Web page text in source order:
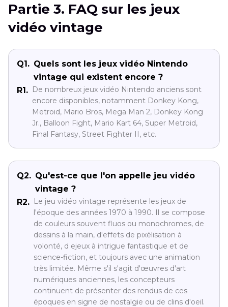
Partie 3. FAQ sur les jeux
vidéo vintage
Q1. Quels sont les jeux vidéo Nintendo
vintage qui existent encore ?
R1. De nombreux jeux vidéo Nintendo anciens sont
encore disponibles, notamment Donkey Kong,
Metroid, Mario Bros, Mega Man 2, Donkey Kong
Jr., Balloon Fight, Mario Kart 64, Super Metroid,
Final Fantasy, Street Fighter II, etc.
Q2. Qu'est-ce que l'on appelle jeu vidéo
vintage ?
R2. Le jeu vidéo vintage représente les jeux de
l'époque des années 1970 à 1990. Il se compose
de couleurs souvent fluos ou monochromes, de
dessins à la main, d'effets de pixélisation à
volonté, d ejeux à intrigue fantastique et de
science-fiction, et toujours avec une animation
très limitée. Même s'il s'agit d'œuvres d'art
numériques anciennes, les concepteurs
continuent de présenter des rendus de ces
époques en signe de nostalgie ou de clins d'oeil.